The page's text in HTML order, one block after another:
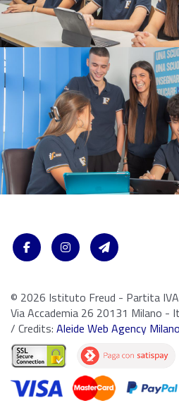
© 2026 Istituto Freud - Partita
Via Accademia 26 20131 Milano -
/ Credits: Aleide Web Agency Milano